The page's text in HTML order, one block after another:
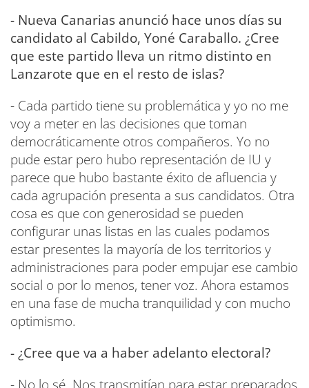
- Nueva Canarias anunció hace unos días su
candidato al Cabildo, Yoné Caraballo. ¿Cree
que este partido lleva un ritmo distinto en
Lanzarote que en el resto de islas?
- Cada partido tiene su problemática y yo no me
voy a meter en las decisiones que toman
democráticamente otros compañeros. Yo no
pude estar pero hubo representación de IU y
parece que hubo bastante éxito de afluencia y
cada agrupación presenta a sus candidatos. Otra
cosa es que con generosidad se pueden
configurar unas listas en las cuales podamos
estar presentes la mayoría de los territorios y
administraciones para poder empujar ese cambio
social o por lo menos, tener voz. Ahora estamos
en una fase de mucha tranquilidad y con mucho
optimismo.
- ¿Cree que va a haber adelanto electoral?